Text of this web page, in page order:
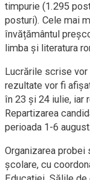
timpurie (1.295
posturi). Cele mai
învățământul
limba și literatura
Lucrările scrise
rezultate vor fi
în 23 și 24 iulie, iar
Repartizarea
perioada 1-6 august.
Organizarea
școlare, cu